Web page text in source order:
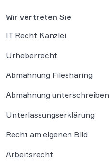
Wir vertreten Sie
IT Recht Kanzlei
Urheberrecht
Abmahnung Filesharing
Abmahnung unterschreiben
Unterlassungserklärung
Recht am eigenen Bild
Arbeitsrecht